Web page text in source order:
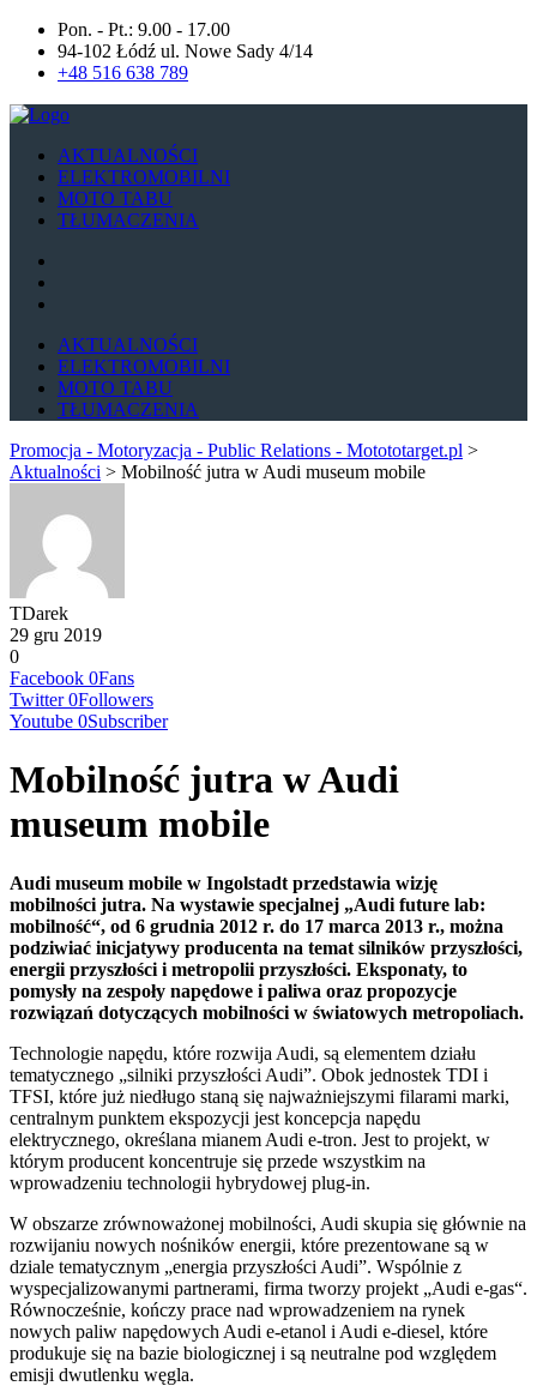
Pon. - Pt.: 9.00 - 17.00
94-102 Łódź ul. Nowe Sady 4/14
+48 516 638 789
AKTUALNOŚCI
ELEKTROMOBILNI
MOTO TABU
TŁUMACZENIA
AKTUALNOŚCI
ELEKTROMOBILNI
MOTO TABU
TŁUMACZENIA
Promocja - Motoryzacja - Public Relations - Motototarget.pl >
Aktualności > Mobilność jutra w Audi museum mobile
TDarek
29 gru 2019
0
Facebook 0Fans
Twitter 0Followers
Youtube 0Subscriber
Mobilność jutra w Audi
museum mobile
Audi museum mobile w Ingolstadt przedstawia wizję
mobilności jutra. Na wystawie specjalnej „Audi future lab:
mobilność“, od 6 grudnia 2012 r. do 17 marca 2013 r., można
podziwiać inicjatywy producenta na temat silników przyszłości,
energii przyszłości i metropolii przyszłości. Eksponaty, to
pomysły na zespoły napędowe i paliwa oraz propozycje
rozwiązań dotyczących mobilności w światowych metropoliach.
Technologie napędu, które rozwija Audi, są elementem działu
tematycznego „silniki przyszłości Audi”. Obok jednostek TDI i
TFSI, które już niedługo staną się najważniejszymi filarami marki,
centralnym punktem ekspozycji jest koncepcja napędu
elektrycznego, określana mianem Audi e-tron. Jest to projekt, w
którym producent koncentruje się przede wszystkim na
wprowadzeniu technologii hybrydowej plug-in.
W obszarze zrównoważonej mobilności, Audi skupia się głównie na
rozwijaniu nowych nośników energii, które prezentowane są w
dziale tematycznym „energia przyszłości Audi”. Wspólnie z
wyspecjalizowanymi partnerami, firma tworzy projekt „Audi e-gas“.
Równocześnie, kończy prace nad wprowadzeniem na rynek
nowych paliw napędowych Audi e-etanol i Audi e-diesel, które
produkuje się na bazie biologicznej i są neutralne pod względem
emisji dwutlenku węgla.